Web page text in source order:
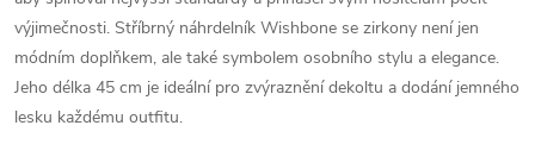
výjimečnosti. Stříbrný náhrdelník Wishbone se zirkony není jen
módním doplňkem, ale také symbolem osobního stylu a elegance.
Jeho délka 45 cm je ideální pro zvýraznění dekoltu a dodání jemného
lesku každému outfitu.